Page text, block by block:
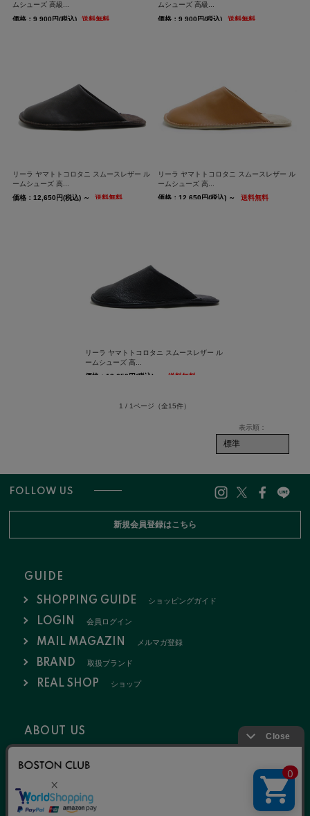
ムシューズ 高級...
価格：9,900円(税込)
送料無料
ムシューズ 高級...
価格：9,900円(税込)
送料無料
リーラ ヤマトトコロタニ スムースレザー ル
ームシューズ 高...
価格：12,650円(税込) ～ 送料無料
リーラ ヤマトトコロタニ スムースレザー ル
ームシューズ 高...
価格：12,650円(税込) ～ 送料無料
リーラ ヤマトトコロタニ スムースレザー ル
ームシューズ 高...
価格：12,650円(税込)
送料無料
1 / 1ページ （全15件）
FOLLOW US
新規会員登録はこちら
GUIDE
SHOPPING GUIDE ショッピングガイド
LOGIN 会員ログイン
MAIL MAGAZIN メルマガ登録
BRAND 取扱ブランド
REAL SHOP ショップ
ABOUT US
ポリシー